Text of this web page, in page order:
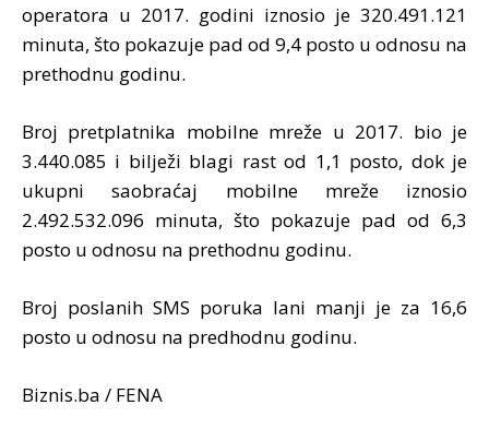
operatora u 2017. godini iznosio je 320.491.121
minuta, što pokazuje pad od 9,4 posto u odnosu na
prethodnu godinu.
Broj pretplatnika mobilne mreže u 2017. bio je
3.440.085 i bilježi blagi rast od 1,1 posto, dok je
ukupni saobraćaj mobilne mreže iznosio
2.492.532.096 minuta, što pokazuje pad od 6,3
posto u odnosu na prethodnu godinu.
Broj poslanih SMS poruka lani manji je za 16,6
posto u odnosu na predhodnu godinu.
Biznis.ba / FENA